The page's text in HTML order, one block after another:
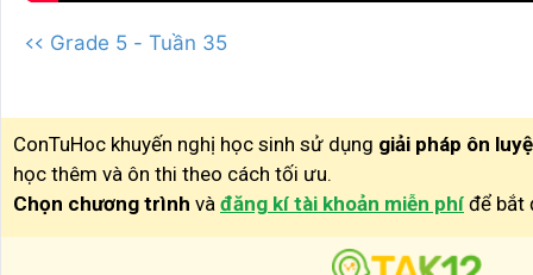
<< Grade 5 - Tuần 35
ConTuHoc khuyến nghị học sinh sử dụng giải pháp ôn
học thêm và ôn thi theo cách tối ưu.
Chọn chương trình và đăng kí tài khoản miễn phí để bắt